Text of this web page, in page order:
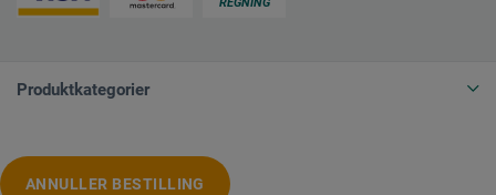
Produktkategorier
ANNULLER BESTILLING